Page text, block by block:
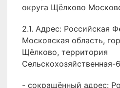
округа Щёлково
2.1. Адрес: Российская
Московская область,
Щёлково, территория
Сельскохозяйственная-
- сокращённый адрес: